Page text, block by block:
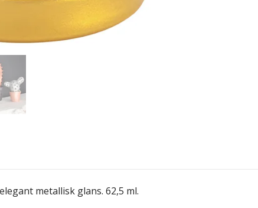
metallisk glans. 62,5 ml.